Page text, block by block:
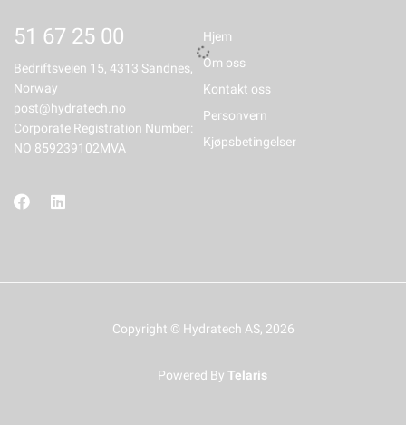
51 67 25 00
Bedriftsveien 15, 4313 Sandnes,
Norway
post@hydratech.no
Corporate Registration Number:
NO 859239102MVA
Hjem
Om oss
Kontakt oss
Personvern
Kjøpsbetingelser
Copyright © Hydratech AS, 2026
Powered By Telaris